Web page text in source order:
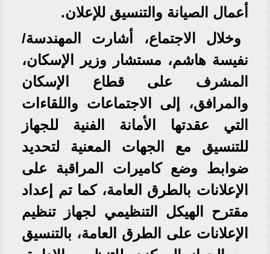
أعمال الصيانة والتنسيق للإعلان.
وخلال الاجتماع، أشارت المهندسة/
نفيسة هاشم، مستشار وزير الإسكان،
المشرف على قطاع الإسكان
والمرافق، إلى الاجتماعات واللقاءات
التي عقدتها الأمانة الفنية للجهاز
للتنسيق مع الجهات المعنية لتحديد
ضوابط وضع كاميرات المراقبة على
الإعلانات بالطرق العامة، كما تم إعداد
مقترح الهيكل التنظيمي لجهاز تنظيم
الإعلانات على الطرق العامة، بالتنسيق